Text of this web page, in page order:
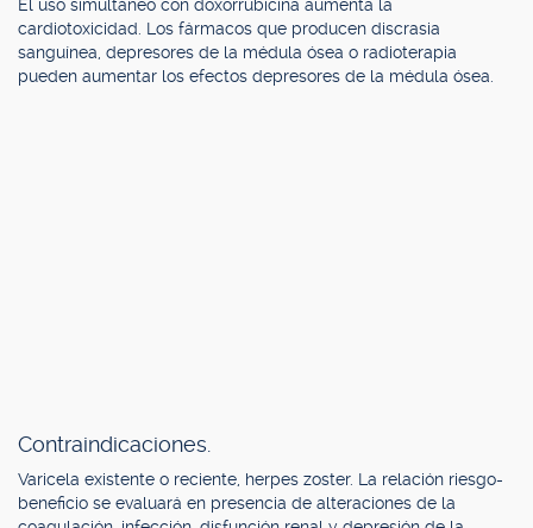
El uso simultáneo con doxorrubicina aumenta la
cardiotoxicidad. Los fármacos que producen discrasia
sanguínea, depresores de la médula ósea o radioterapia
pueden aumentar los efectos depresores de la médula ósea.
Contraindicaciones.
Varicela existente o reciente, herpes zoster. La relación riesgo-
beneficio se evaluará en presencia de alteraciones de la